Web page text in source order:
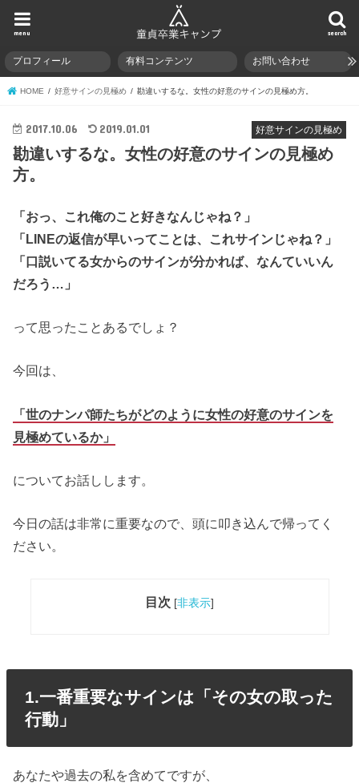
search
menu
プロフィール 有料コンテンツ お問い合わせ
HOME 好意サインの見極め 勘違いするな。女性の好意のサインの見極め方。
好意サインの見極め
2017.10.06 2019.01.01
勘違いするな。女性の好意のサインの見極め
方。
「おっ、これ俺のこと好きなんじゃね？」
「LINEの返信が早いってことは、これサインじゃね？」
「口説いてる女からのサインが分かれば、なんていいん
だろう…」
って思ったことあるでしょ？
今回は、
「世のナンパ師たちがどのように女性の好意のサインを
見極めているか」
についてお話しします。
今日の話は非常に重要なので、頭に叩き込んで帰ってく
ださい。
目次 [非表示]
1.一番重要なサインは「その女の取った
行動」
あなたや過去の私を含めてですが、